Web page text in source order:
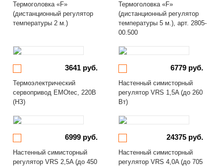
Термоголовка «F»
(дистанционный регулятор
температуры 2 м.)
Термоголовка «F»
(дистанционный регулятор
температуры 5 м.), арт. 2805-
00.500
3641 руб.
Термоэлектрический
сервопривод EMOtec, 220В
(НЗ)
6779 руб.
Настенный симисторный
регулятор VRS 1,5A (до 260
Вт)
6999 руб.
Настенный симисторный
регулятор VRS 2,5A (до 450
24375 руб.
Настенный симисторный
регулятор VRS 4,0A (до 705